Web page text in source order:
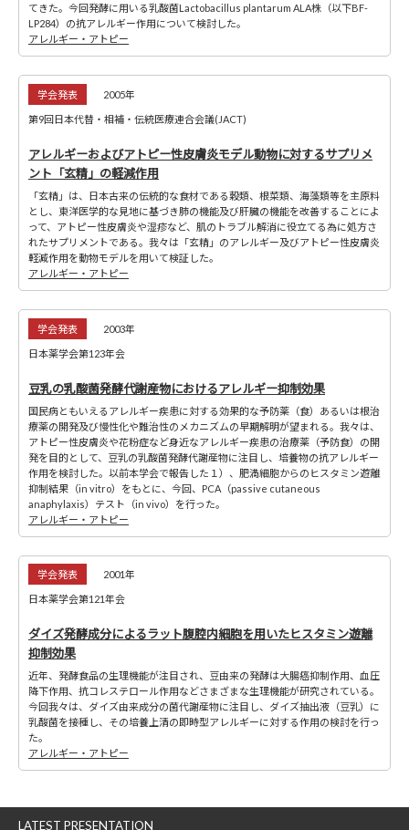
てきた。今回発酵に用いる乳酸菌Lactobacillus plantarum ALA株（以下BF-
LP284）の抗アレルギー作用について検討した。
アレルギー・アトピー
学会発表 2005年
第9回日本代替・相補・伝統医療連合会議(JACT)
アレルギーおよびアトピー性皮膚炎モデル動物に対するサプリメ
ント「玄精」の軽減作用
「玄精」は、日本古来の伝統的な食材である穀類、根菜類、海藻類等を主原料
とし、東洋医学的な見地に基づき肺の機能及び肝臓の機能を改善することによ
って、アトピー性皮膚炎や湿疹など、肌のトラブル解消に役立てる為に処方さ
れたサプリメントである。我々は「玄精」のアレルギー及びアトピー性皮膚炎
軽減作用を動物モデルを用いて検証した。
アレルギー・アトピー
学会発表 2003年
日本薬学会第123年会
豆乳の乳酸菌発酵代謝産物におけるアレルギー抑制効果
国民病ともいえるアレルギー疾患に対する効果的な予防薬（食）あるいは根治
療薬の開発及び慢性化や難治性のメカニズムの早期解明が望まれる。我々は、
アトピー性皮膚炎や花粉症など身近なアレルギー疾患の治療薬（予防食）の開
発を目的として、豆乳の乳酸菌発酵代謝産物に注目し、培養物の抗アレルギー
作用を検討した。以前本学会で報告した１）、肥満細胞からのヒスタミン遊離
抑制結果（in vitro）をもとに、今回、PCA（passive cutaneous
anaphylaxis）テスト（in vivo）を行った。
アレルギー・アトピー
学会発表 2001年
日本薬学会第121年会
ダイズ発酵成分によるラット腹腔内細胞を用いたヒスタミン遊離
抑制効果
近年、発酵食品の生理機能が注目され、豆由来の発酵は大腸癌抑制作用、血圧
降下作用、抗コレステロール作用などさまざまな生理機能が研究されている。
今回我々は、ダイズ由来成分の菌代謝産物に注目し、ダイズ抽出液（豆乳）に
乳酸菌を接種し、その培養上清の即時型アレルギーに対する作用の検討を行っ
た。
アレルギー・アトピー
LATEST PRESENTATION